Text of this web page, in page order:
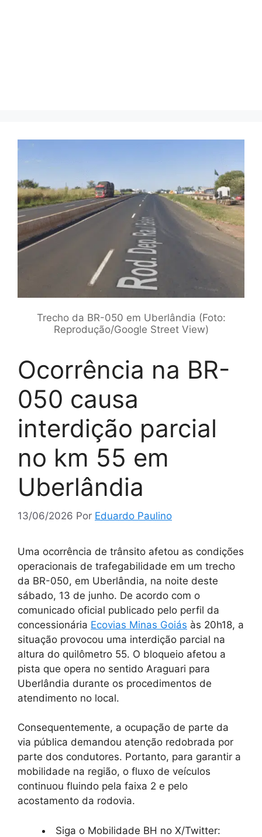
Trecho da BR-050 em Uberlândia (Foto:
Reprodução/Google Street View)
Ocorrência na BR-
050 causa
interdição parcial
no km 55 em
Uberlândia
13/06/2026 Por Eduardo Paulino
Uma ocorrência de trânsito afetou as condições
operacionais de trafegabilidade em um trecho
da BR-050, em Uberlândia, na noite deste
sábado, 13 de junho. De acordo com o
comunicado oficial publicado pelo perfil da
concessionária Ecovias Minas Goiás às 20h18, a
situação provocou uma interdição parcial na
altura do quilômetro 55. O bloqueio afetou a
pista que opera no sentido Araguari para
Uberlândia durante os procedimentos de
atendimento no local.
Consequentemente, a ocupação de parte da
via pública demandou atenção redobrada por
parte dos condutores. Portanto, para garantir a
mobilidade na região, o fluxo de veículos
continuou fluindo pela faixa 2 e pelo
acostamento da rodovia.
Siga o Mobilidade BH no X/Twitter: